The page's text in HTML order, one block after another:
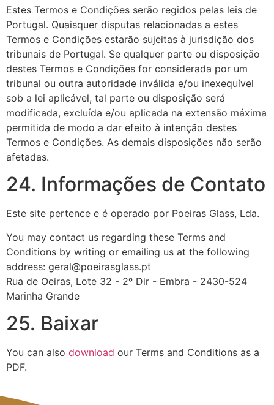
Estes Termos e Condições serão regidos pelas leis de
Portugal. Quaisquer disputas relacionadas a estes
Termos e Condições estarão sujeitas à jurisdição dos
tribunais de Portugal. Se qualquer parte ou disposição
destes Termos e Condições for considerada por um
tribunal ou outra autoridade inválida e/ou inexequível
sob a lei aplicável, tal parte ou disposição será
modificada, excluída e/ou aplicada na extensão máxima
permitida de modo a dar efeito à intenção destes
Termos e Condições. As demais disposições não serão
afetadas.
24. Informações de Contato
Este site pertence e é operado por Poeiras Glass, Lda.
You may contact us regarding these Terms and
Conditions by writing or emailing us at the following
address: geral@poeirasglass.pt
Rua de Oeiras, Lote 32 - 2º Dir - Embra - 2430-524
Marinha Grande
25. Baixar
You can also download our Terms and Conditions as a
PDF.